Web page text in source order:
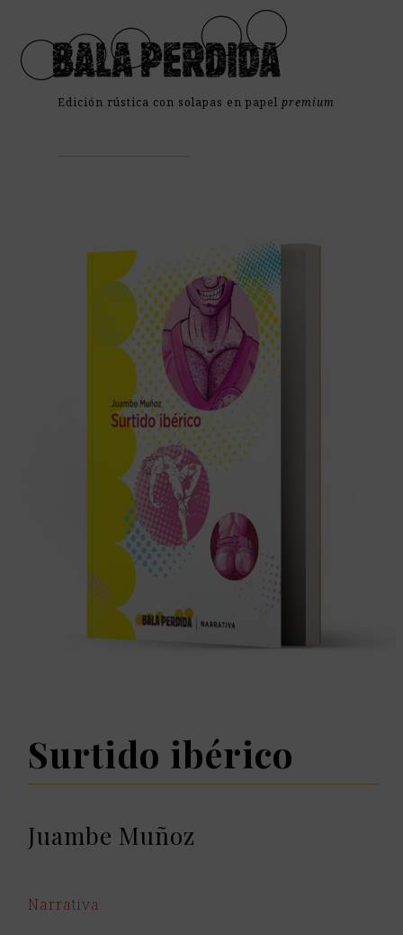
content
mobile
menu
mobile
menu
Edición rústica con solapas en papelpremium
Surtido ibérico
Juambe Muñoz
Narrativa